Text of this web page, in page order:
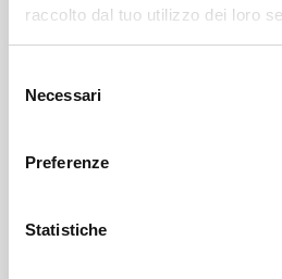
raccolto dal tuo utilizzo dei loro
delNecessari
Preferenze
Statistiche
Sondrio SOF Società Onoranze